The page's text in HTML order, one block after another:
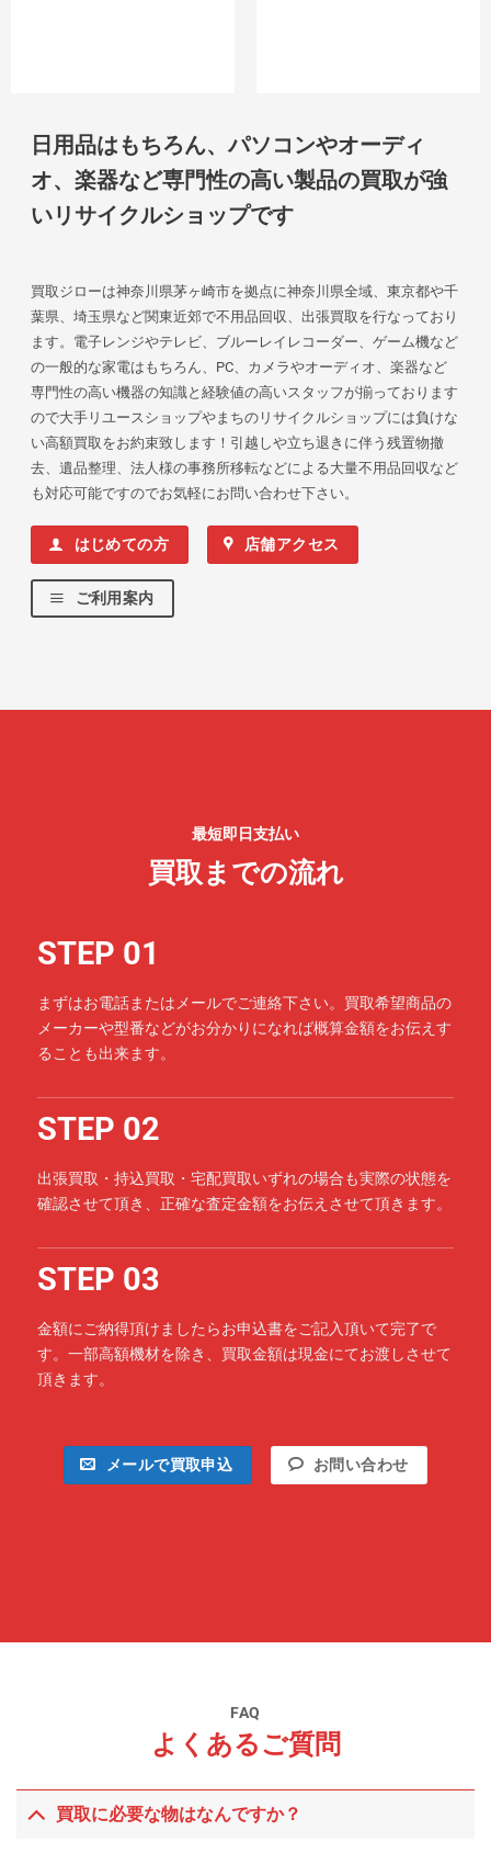
日用品はもちろん、パソコンやオーディ
オ、楽器など専門性の高い製品の買取が強
いリサイクルショップです
買取ジローは神奈川県茅ヶ崎市を拠点に神奈川県全域、東京都や千
葉県、埼玉県など関東近郊で不用品回収、出張買取を行なっており
ます。電子レンジやテレビ、ブルーレイレコーダー、ゲーム機など
の一般的な家電はもちろん、PC、カメラやオーディオ、楽器など
専門性の高い機器の知識と経験値の高いスタッフが揃っております
ので大手リユースショップやまちのリサイクルショップには負けな
い高額買取をお約束致します！引越しや立ち退きに伴う残置物撤
去、遺品整理、法人様の事務所移転などによる大量不用品回収など
も対応可能ですのでお気軽にお問い合わせ下さい。
はじめての方 店舗アクセス
ご利用案内
最短即日支払い
買取までの流れ
STEP 01
まずはお電話またはメールでご連絡下さい。買取希望商品の
メーカーや型番などがお分かりになれば概算金額をお伝えす
ることも出来ます。
STEP 02
出張買取・持込買取・宅配買取いずれの場合も実際の状態を
確認させて頂き、正確な査定金額をお伝えさせて頂きます。
STEP 03
金額にご納得頂けましたらお申込書をご記入頂いて完了で
す。一部高額機材を除き、買取金額は現金にてお渡しさせて
頂きます。
メールで買取申込 お問い合わせ
FAQ
よくあるご質問
買取に必要な物はなんですか？